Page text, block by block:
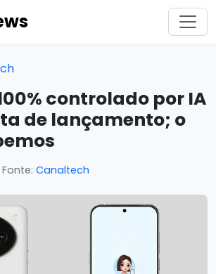
controlado por IA
de lançamento; o
Fonte: Canaltech